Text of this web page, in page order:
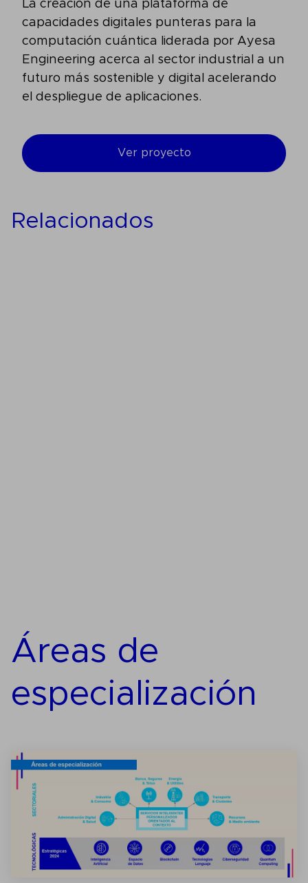
La creación de una plataforma de
capacidades digitales punteras para la
computación cuántica liderada por Ayesa
Engineering acerca al sector industrial a un
futuro más sostenible y digital acelerando
el despliegue de aplicaciones.
Ver proyecto
Relacionados
Áreas de
especialización